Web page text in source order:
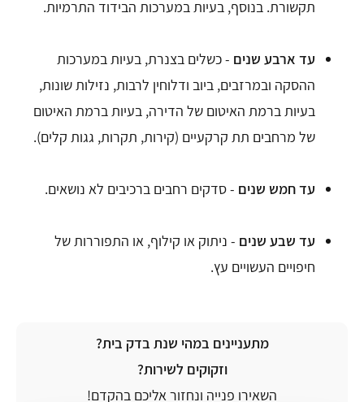
תקשורת. בנוסף, בעיות במערכות הבידוד התרמיות.
עד ארבע שנים - כשלים בצנרת, בעיות במערכות
ההסקה ובמרזבים, ביוב ודלוחין לרבות, נזילות שונות,
בעיות ברמת האיטום של הדירה, בעיות ברמת האיטום
של מרחבים תת קרקעיים (קירות, תקרות, גגות קלים).
עד חמש שנים - סדקים רחבים ברכיבים לא נושאים.
עד שבע שנים - ניתוק או קילוף, או התפוררות של
חיפויים העשויים עץ.
מתעניינים במהי שנת בדק בית?
וזקוקים לשירות?
השאירו פנייה ונחזור אליכם בהקדם!